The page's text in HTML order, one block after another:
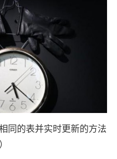
同的表并实时更新的方法